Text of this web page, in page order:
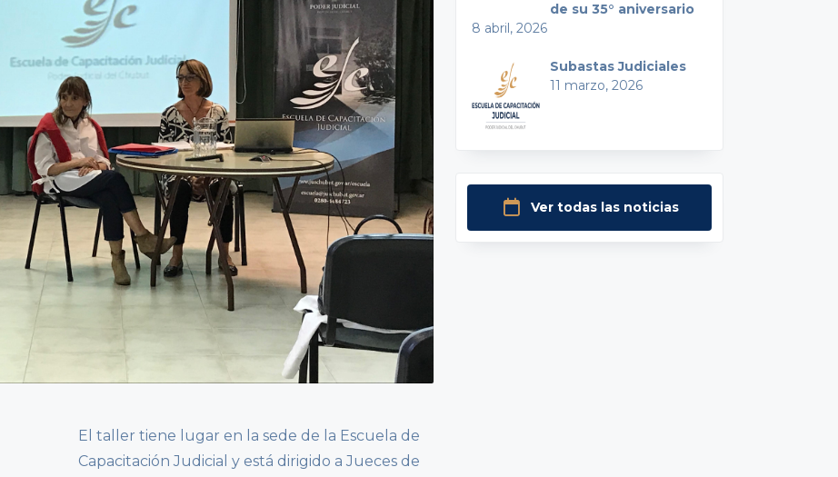
El taller tiene lugar en la sede de la Escuela de
Capacitación Judicial y está dirigido a Jueces de
de su 35° aniversario
8 abril, 2026
Subastas Judiciales
11 marzo, 2026
Ver todas las noticias